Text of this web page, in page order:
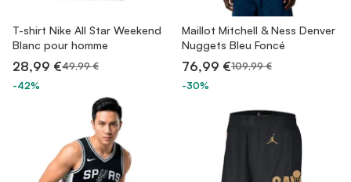
T-shirt Nike All Star Weekend
Blanc pour homme
28,99 €49,99 €
-42%
Maillot Mitchell & Ness Denver
Nuggets Bleu Foncé
76,99 €109,99 €
-30%